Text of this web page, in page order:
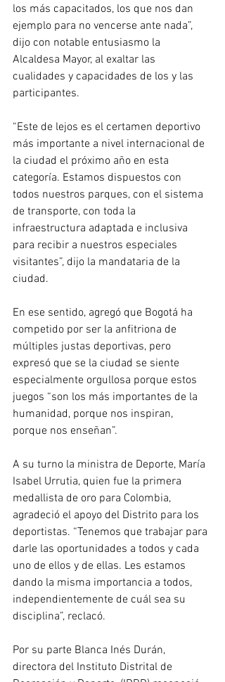
los más capacitados, los que nos dan
ejemplo para no vencerse ante nada”,
dijo con notable entusiasmo la
Alcaldesa Mayor, al exaltar las
cualidades y capacidades de los y las
participantes.
“Este de lejos es el certamen deportivo
más importante a nivel internacional de
la ciudad el próximo año en esta
categoría. Estamos dispuestos con
todos nuestros parques, con el sistema
de transporte, con toda la
infraestructura adaptada e inclusiva
para recibir a nuestros especiales
visitantes”, dijo la mandataria de la
ciudad.
En ese sentido, agregó que Bogotá ha
competido por ser la anfitriona de
múltiples justas deportivas, pero
expresó que se la ciudad se siente
especialmente orgullosa porque estos
juegos “son los más importantes de la
humanidad, porque nos inspiran,
porque nos enseñan”.
A su turno la ministra de Deporte, María
Isabel Urrutia, quien fue la primera
medallista de oro para Colombia,
agradeció el apoyo del Distrito para los
deportistas. “Tenemos que trabajar para
darle las oportunidades a todos y cada
uno de ellos y de ellas. Les estamos
dando la misma importancia a todos,
independientemente de cuál sea su
disciplina”, reclacó.
Por su parte Blanca Inés Durán,
directora del Instituto Distrital de